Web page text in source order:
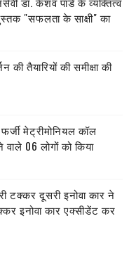
"सफलता के साक्षी" का
की तैयारियों की समीक्षा की
मेट्रीमोनियल कॉल
06 लोगों को किया
टक्कर दूसरी इनोवा कार ने
इनोवा कार एक्सीडेंट कर